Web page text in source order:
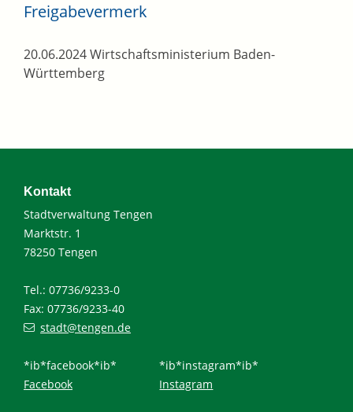
Freigabevermerk
20.06.2024 Wirtschaftsministerium Baden-
Württemberg
Kontakt
Stadtverwaltung Tengen
Marktstr. 1
78250 Tengen
Tel.: 07736/9233-0
Fax: 07736/9233-40
stadt@tengen.de
*ib*facebook*ib*
Facebook
*ib*instagram*ib*
Instagram